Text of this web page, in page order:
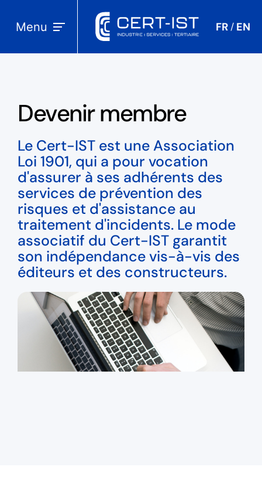
Menu FR / EN
Devenir membre
Le Cert-IST est une Association
Loi 1901, qui a pour vocation
d'assurer à ses adhérents des
services de prévention des
risques et d'assistance au
traitement d'incidents. Le mode
associatif du Cert-IST garantit
son indépendance vis-à-vis des
éditeurs et des constructeurs.